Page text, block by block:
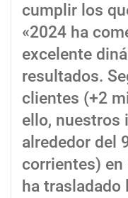
cumplir los
«2024 ha
excelente
resultados.
clientes (+2
ello, nuestros
alrededor del
corrientes)
ha